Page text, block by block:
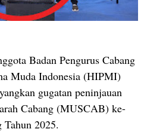
Badan Pengurus Cabang
Muda Indonesia (HIPMI)
gugatan peninjauan
Cabang (MUSCAB) ke-
2025.